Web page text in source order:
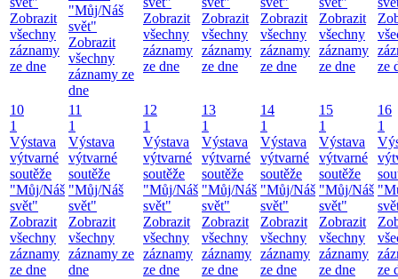
Zobrazit
všechny
záznamy
ze dne
"Můj/Náš
svět"
Zobrazit
všechny
záznamy ze
dne
Zobrazit
všechny
záznamy
ze dne
Zobrazit
všechny
záznamy
ze dne
Zobrazit
všechny
záznamy
ze dne
Zobrazit
všechny
záznamy
ze dne
ze
10
1
Výstava
výtvarné
soutěže
"Můj/Náš
svět"
Zobrazit
všechny
záznamy
ze dne
11
1
Výstava
výtvarné
soutěže
"Můj/Náš
svět"
Zobrazit
všechny
záznamy ze
dne
12
1
Výstava
výtvarné
soutěže
"Můj/Náš
svět"
Zobrazit
všechny
záznamy
ze dne
13
1
Výstava
výtvarné
soutěže
"Můj/Náš
svět"
Zobrazit
všechny
záznamy
ze dne
14
1
Výstava
výtvarné
soutěže
"Můj/Náš
svět"
Zobrazit
všechny
záznamy
ze dne
15
1
Výstava
výtvarné
soutěže
"Můj/Náš
svět"
Zobrazit
všechny
záznamy
ze dne
16
1
ze